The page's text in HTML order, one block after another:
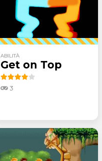
ABILITÀ
Get on Top
3